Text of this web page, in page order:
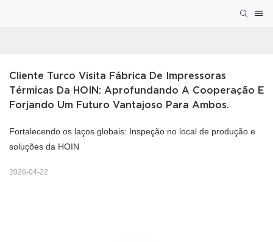
Cliente Turco Visita Fábrica De Impressoras
Térmicas Da HOIN: Aprofundando A Cooperação E
Forjando Um Futuro Vantajoso Para Ambos.
Fortalecendo os laços globais: Inspeção no local de produção e
soluções da HOIN
2026-04-22